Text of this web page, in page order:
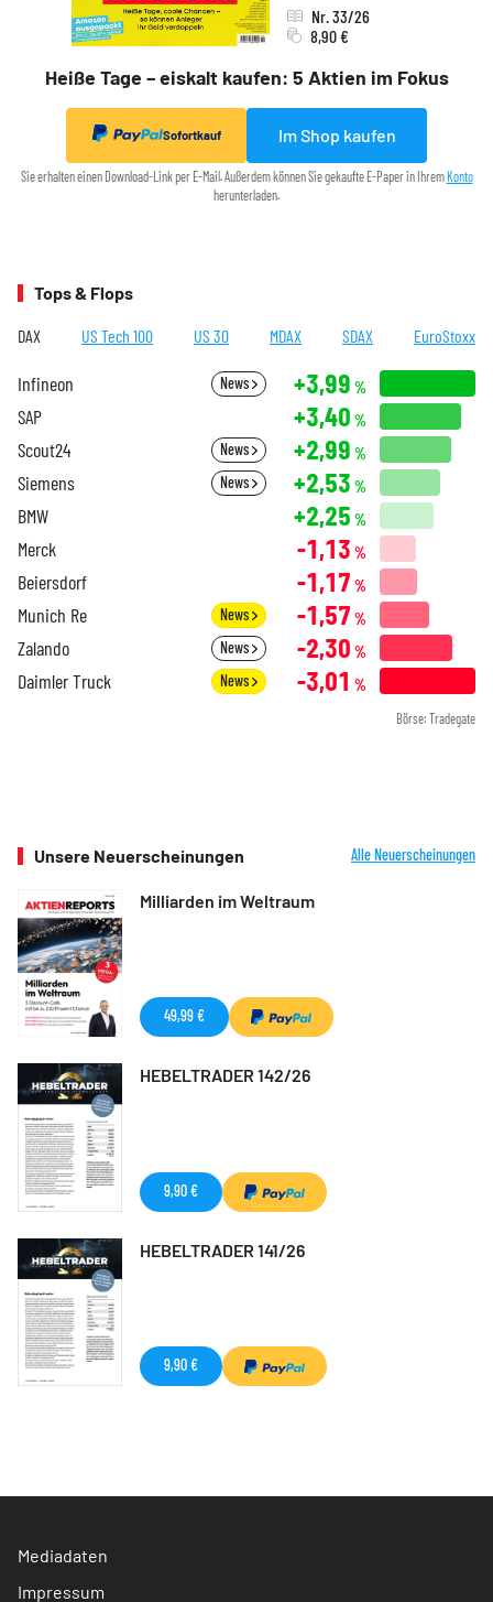
Heiße Tage – eiskalt kaufen: 5 Aktien im Fokus
Nr. 33/26
8,90 €
Sofortkauf Im Shop kaufen
Sie erhalten einen Download-Link per E-Mail. Außerdem können Sie gekaufte E-Paper in Ihrem Konto
herunterladen.
Tops & Flops
DAX US Tech 100 US 30 MDAX SDAX EuroStoxx
Infineon News +3,99 %
SAP +3,40 %
Scout24 News +2,99 %
Siemens News +2,53 %
BMW +2,25 %
Merck -1,13 %
Beiersdorf -1,17 %
Munich Re News -1,57 %
Zalando News -2,30 %
Daimler Truck News -3,01 %
Börse: Tradegate
Unsere Neuerscheinungen Alle Neuerscheinungen
Milliarden im Weltraum
49,99 €
HEBELTRADER 142/26
9,90 €
HEBELTRADER 141/26
9,90 €
Mediadaten
Impressum